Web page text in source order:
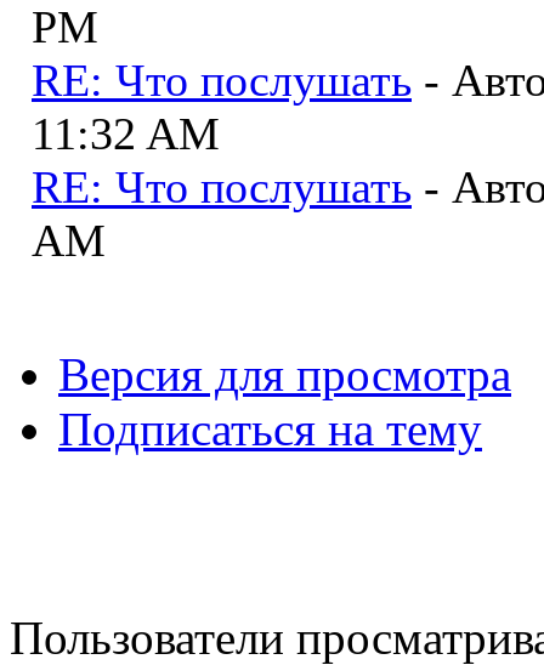
PM
RE: Что послушать -
11:32 AM
RE: Что послушать -
AM
Версия для просмотра
Подписаться на тему
Пользователи